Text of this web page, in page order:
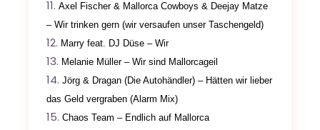
Axel Fischer & Mallorca Cowboys & Deejay Matze
– Wir trinken gern (wir versaufen unser Taschengeld)
Marry feat. DJ Düse – Wir
Melanie Müller – Wir sind Mallorcageil
Jörg & Dragan (Die Autohändler) – Hätten wir lieber
das Geld vergraben (Alarm Mix)
Chaos Team – Endlich auf Mallorca